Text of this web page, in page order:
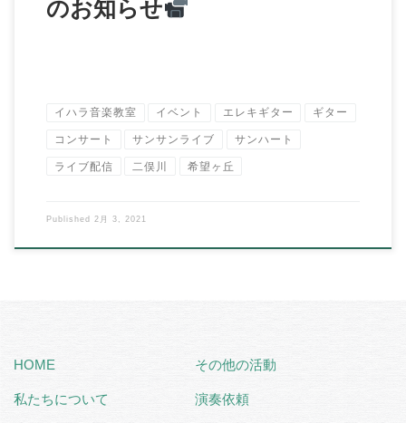
のお知らせ
イハラ音楽教室 イベント エレキギター ギター
コンサート サンサンライブ サンハート
ライブ配信 二俣川 希望ヶ丘
Published 2月 3, 2021
HOME
私たちについて
その他の活動
演奏依頼